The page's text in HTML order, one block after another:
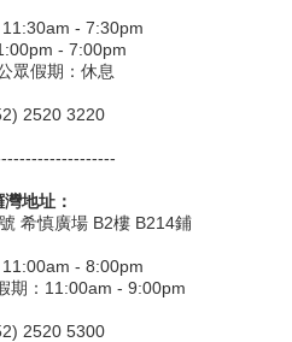
- 7:30pm
- 7:00pm
眾假期：休息
2520 3220
地址：
希慎廣場 B2樓 B214鋪
- 8:00pm
期：11:00am - 9:00pm
2520 5300